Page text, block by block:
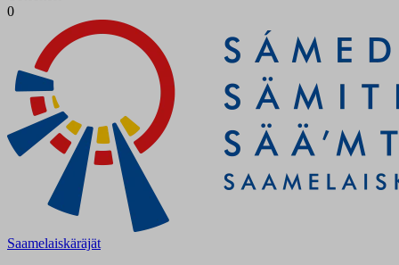
0
Saamelaiskäräjät